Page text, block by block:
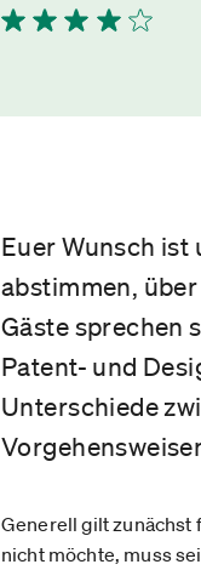
Euer Wunsch ist
abstimmen,
Gäste sprechen
Patent- und
Unterschiede
Generell gilt zunächst
nicht möchte, muss